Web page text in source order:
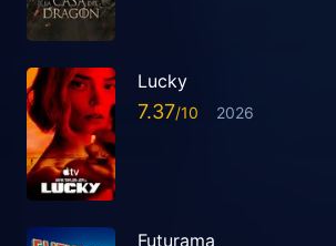
Lucky
7.37 2026
Futurama